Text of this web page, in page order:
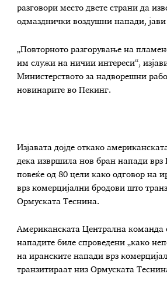
разговори место двете страни да
одмазднички воздушни напади, јави
„Повторното разгорување на
им служи на ничии интереси“,
Министерството за надворешни
новинарите во Пекинг.
Изјавата дојде откако
дека извршила нов бран напади врз
повеќе од 80 цели како одговор на
врз комерцијални бродови што
Ормуската Теснина.
Американската Централна команда
нападите биле спроведени „како
на иранските напади врз
транзитираат низ Ормуската